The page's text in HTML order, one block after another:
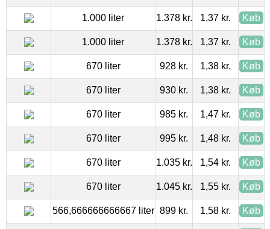
1.000 liter 1.378 kr. 1,37 kr. Køb
1.000 liter 1.378 kr. 1,37 kr. Køb
670 liter 928 kr. 1,38 kr. Køb
670 liter 930 kr. 1,38 kr. Køb
670 liter 985 kr. 1,47 kr. Køb
670 liter 995 kr. 1,48 kr. Køb
670 liter 1.035 kr. 1,54 kr. Køb
670 liter 1.045 kr. 1,55 kr. Køb
566,666666666667 liter 899 kr. 1,58 kr. Køb